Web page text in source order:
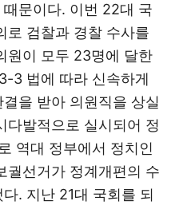
문이다. 이번 22대 국
로 검찰과 경찰 수사를
원이 모두 23명에 달한
3 법에 따라 신속하게
을 받아 의원직을 상실
다발적으로 실시되어 정
역대 정부에서 정치인
궐선거가 정계개편의 수
. 지난 21대 국회를 되